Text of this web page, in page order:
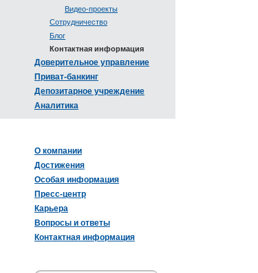
Видео-проекты
Сотрудничество
Блог
Контактная информация
Доверительное управление
Приват-банкинг
Депозитарное учреждение
Аналитика
О компании
Достижения
Особая информация
Пресс-центр
Карьера
Вопросы и ответы
Контактная информация